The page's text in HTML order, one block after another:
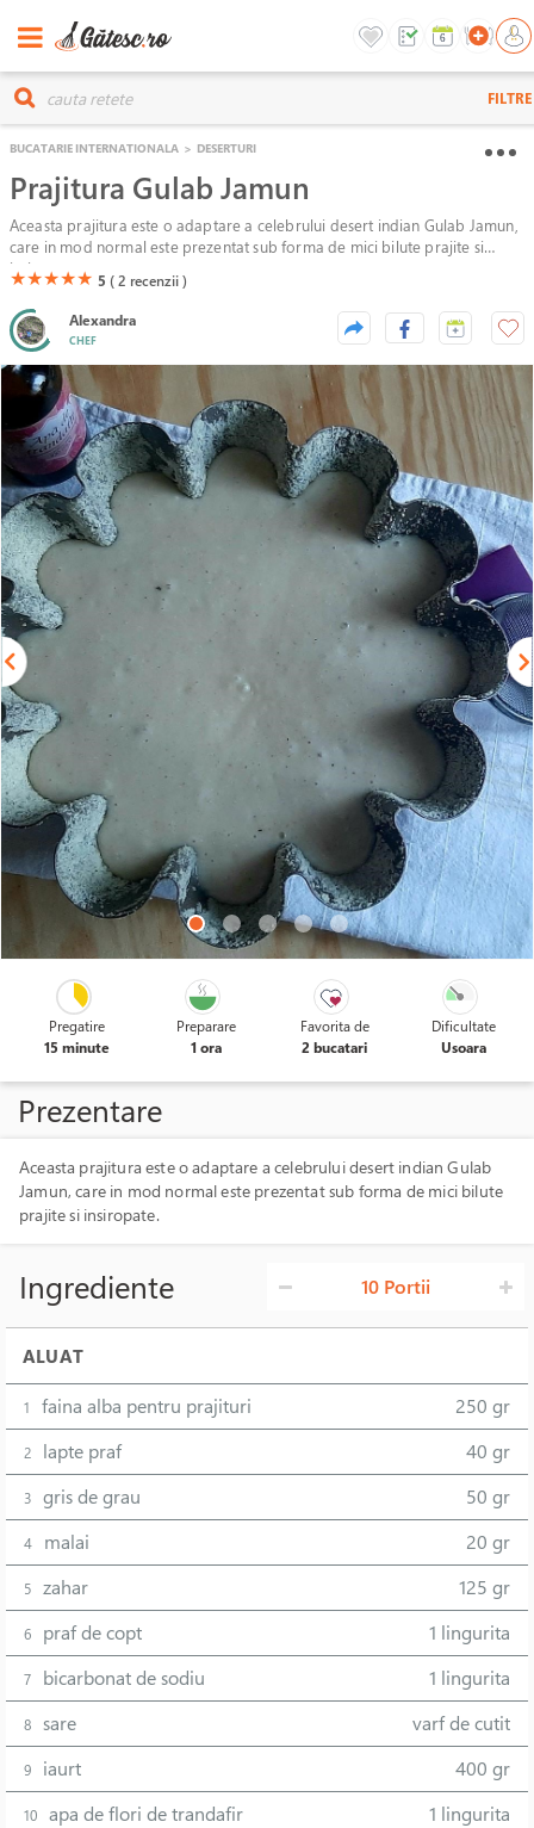
FILTRE
BUCATARIE INTERNATIONALA > DESERTURI
Prajitura Gulab Jamun
Aceasta prajitura este o adaptare a celebrului desert indian Gulab Jamun,
care in mod normal este prezentat sub forma de mici bilute prajite si
insiropate.
(*)
★(*)
★(*)
★(*)
★(*)
★ 5 ( 2 recenzii )
Alexandra
CHEF
Pregatire
15 minute
Preparare
1 ora
Favorita de
2 bucatari
Dificultate
Usoara
Prezentare
Aceasta prajitura este o adaptare a celebrului desert indian Gulab
Jamun, care in mod normal este prezentat sub forma de mici bilute
prajite si insiropate.
Ingrediente 10 Portii
ALUAT
1 faina alba pentru prajituri 250 gr
2 lapte praf 40 gr
3 gris de grau 50 gr
4 malai 20 gr
5 zahar 125 gr
6 praf de copt 1 lingurita
7 bicarbonat de sodiu 1 lingurita
8 sare varf de cutit
9 iaurt 400 gr
10 apa de flori de trandafir 1 lingurita